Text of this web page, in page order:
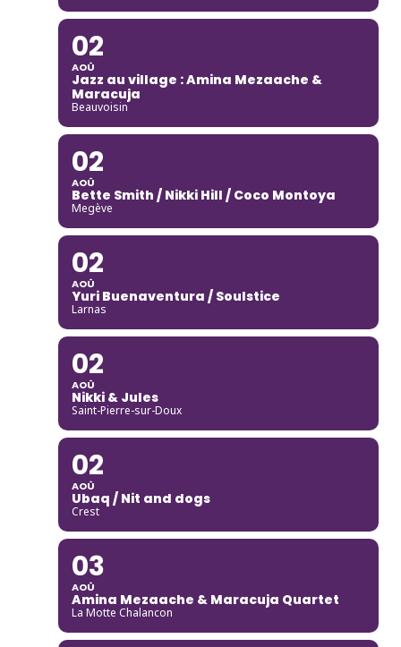
02
AOÛ
Jazz au village : Amina Mezaache &
Maracuja
Beauvoisin
02
AOÛ
Bette Smith / Nikki Hill / Coco Montoya
Megève
02
AOÛ
Yuri Buenaventura / Soulstice
Larnas
02
AOÛ
Nikki & Jules
Saint-Pierre-sur-Doux
02
AOÛ
Ubaq / Nit and dogs
Crest
03
AOÛ
Amina Mezaache & Maracuja Quartet
La Motte Chalancon